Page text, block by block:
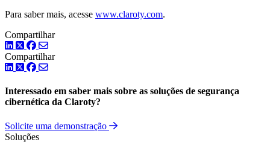
Para saber mais, acesse www.claroty.com.
Compartilhar
LinkedIn
TwitterFacebook
Compartilhar
LinkedIn
TwitterFacebook
Interessado em saber mais sobre as soluções de segurança
cibernética da Claroty?
Solicite uma demonstração
Soluções